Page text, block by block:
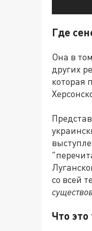
Где
Она в
других
которая
со всей
Что